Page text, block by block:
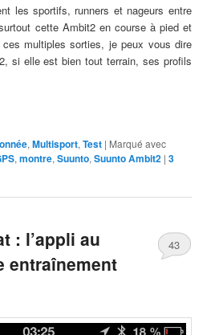
les sportifs, runners et nageurs entre
cette Ambit2 en course à pied et
multiples sorties, je peux vous dire
si elle est bien tout terrain, ses profils
,Multisport,Test | Marqué avec
,montre,Suunto,Suunto Ambit2 |3
: l’appli au
entraînement
43